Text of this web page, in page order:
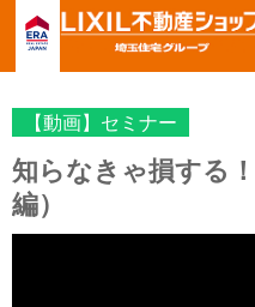
【動画】セミナー
知らなきゃ損する
編）